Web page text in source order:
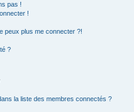
pas !
!
peux plus me connecter ?!
?
la liste des membres connectés ?